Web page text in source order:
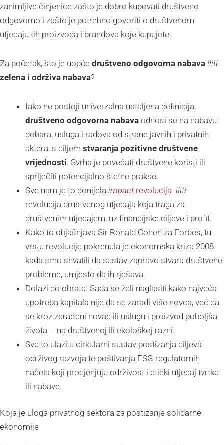
zanimljive činjenice zašto je dobro kupovati društveno
odgovorno i zašto je potrebno govoriti o društvenom
utjecaju tih proizvoda i brandova koje kupujete.
Za početak, što je uopće društveno odgovorna nabava iliti
zelena i održiva nabava?
Iako ne postoji univerzalna ustaljena definicija,
društveno odgovorna nabava odnosi se na nabavu
dobara, usluga i radova od strane javnih i privatnih
aktera, s ciljem stvaranja pozitivne društvene
vrijednosti. Svrha je povećati društvene koristi ili
spriječiti potencijalno štetne prakse.
Sve nam je to donijela impactrevolucija iliti
revolucija društvenog utjecaja koja traga za
društvenim utjecajem, uz financijske ciljeve i profit.
Kako to objašnjava Sir Ronald Cohen za Forbes, tu
vrstu revolucije pokrenula je ekonomska kriza 2008.
kada smo shvatili da sustav zapravo stvara društvene
probleme, umjesto da ih rješava.
Dolazi do obrata: Sada se želi naglasiti kako najveća
upotreba kapitala nije da se zaradi više novca, već da
se kroz zarađeni novac ili uslugu i proizvod poboljša
života – na društvenoj ili ekološkoj razni.
Sve to ulazi u cirkularni sustav postizanja ciljeva
održivog razvoja te poštivanja ESG regulatornih
načela koji procjenjuju održivost i etički utjecaj tvrtke
ili nabave.
Koja je uloga privatnog sektora za postizanje solidarne
ekonomije